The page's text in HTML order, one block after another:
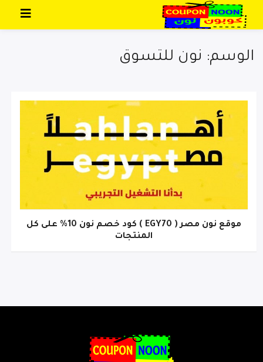
الوسم: نون للتسوق
موقع نون مصر ( EGY70 ) كود خصم نون 10% على كل
المنتجات